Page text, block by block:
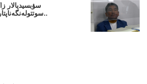
سۋبسيديالار
سوتتولەنگەناپتار ايىبە؟ۋ تسوتتاعىا..